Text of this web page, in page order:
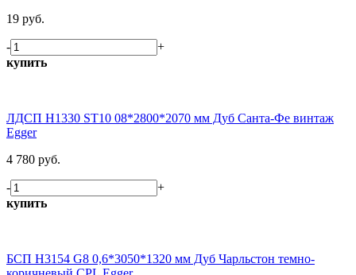
19 руб.
-
+
купить
ЛДСП H1330 ST10 08*2800*2070 мм Дуб Санта-Фе винтаж
Egger
4 780 руб.
-
+
купить
БСП H3154 G8 0,6*3050*1320 мм Дуб Чарльстон темно-